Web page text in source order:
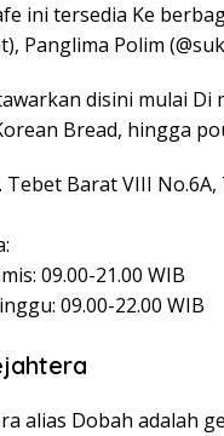
ini tersedia Ke
Panglima Polim
disini mulai Di
Bread, hingga
Tebet Barat VIII
09.00-21.00 WIB
09.00-22.00 WIB
alias Dobah adalah